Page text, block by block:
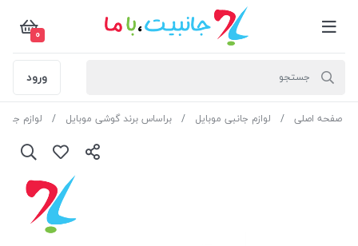
0
ورود
صفحه اصلی لوازم جانبی موبایل براساس برند گوشی موبایل لوازم